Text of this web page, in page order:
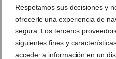
Respetamos sus decisiones y
ofrecerle una experiencia de
segura. Los terceros
siguientes fines y
acceder a información en un
Ver sorteos